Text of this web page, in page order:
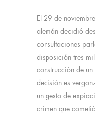
El 29 de
alemán decidió
consultaciones
disposición tres
construcción de
decisión es
un gesto de
crimen que